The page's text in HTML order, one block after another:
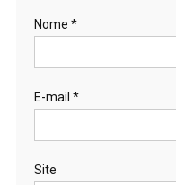
Nome *
E-mail *
Site